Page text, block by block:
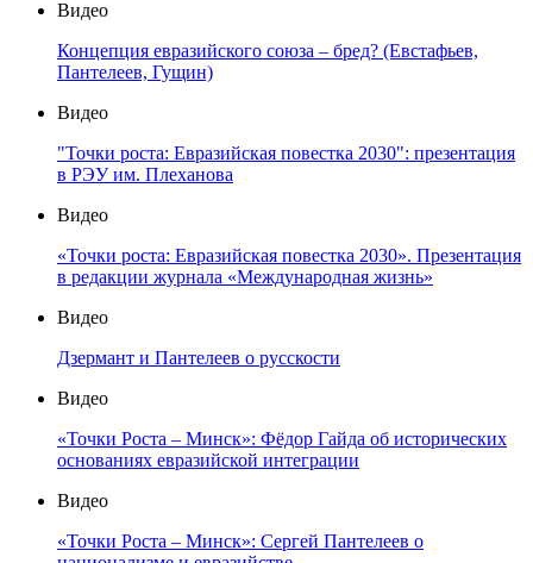
Видео
Концепция евразийского союза – бред? (Евстафьев,
Пантелеев, Гущин)
Видео
"Точки роста: Евразийская повестка 2030": презентация
в РЭУ им. Плеханова
Видео
«Точки роста: Евразийская повестка 2030». Презентация
в редакции журнала «Международная жизнь»
Видео
Дзермант и Пантелеев о русскости
Видео
«Точки Роста – Минск»: Фёдор Гайда об исторических
основаниях евразийской интеграции
Видео
«Точки Роста – Минск»: Сергей Пантелеев о